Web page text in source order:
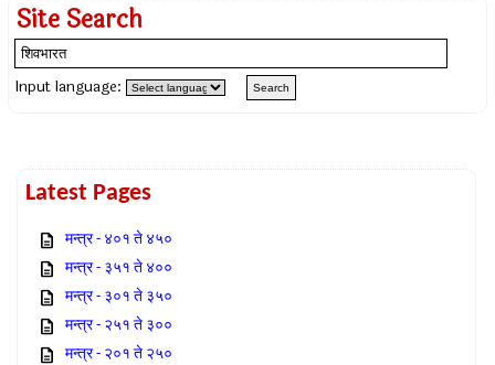
Site Search
Input language:
Latest Pages
मन्त्र - ४०१ ते ४५०
मन्त्र - ३५१ ते ४००
मन्त्र - ३०१ ते ३५०
मन्त्र - २५१ ते ३००
मन्त्र - २०१ ते २५०